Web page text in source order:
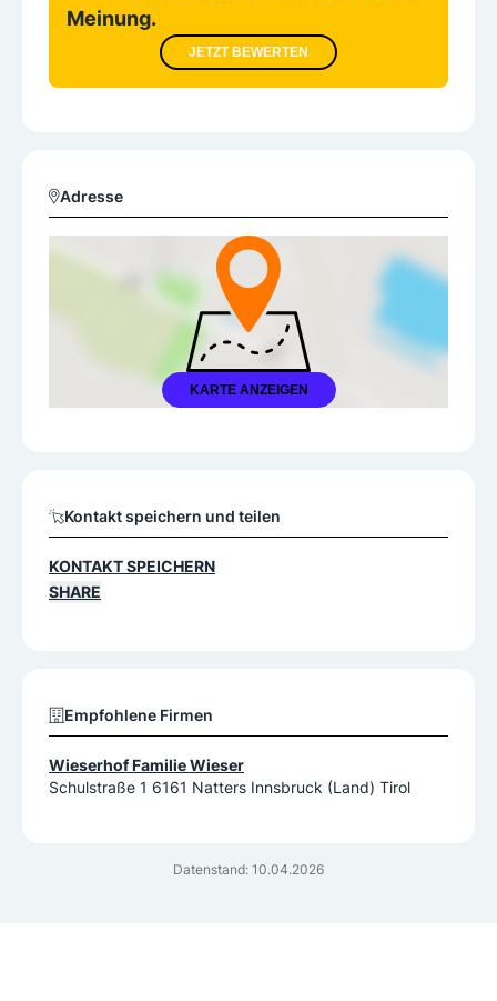
Meinung.
JETZT BEWERTEN
Adresse
KARTE ANZEIGEN
Datenstand: 10.04.2026
Kontakt speichern und teilen
KONTAKT SPEICHERN
SHARE
Empfohlene Firmen
Wieserhof Familie Wieser
Schulstraße 1 6161 Natters Innsbruck (Land) Tirol